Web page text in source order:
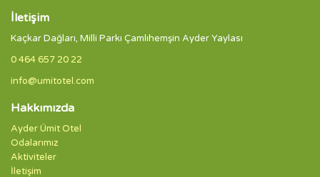
İletişim
Kaçkar Dağları, Milli Parkı Çamlıhemşin Ayder Yaylası
0 464 657 20 22
info@umitotel.com
Hakkımızda
Ayder Ümit Otel
Odalarımız
Aktiviteler
İletişim